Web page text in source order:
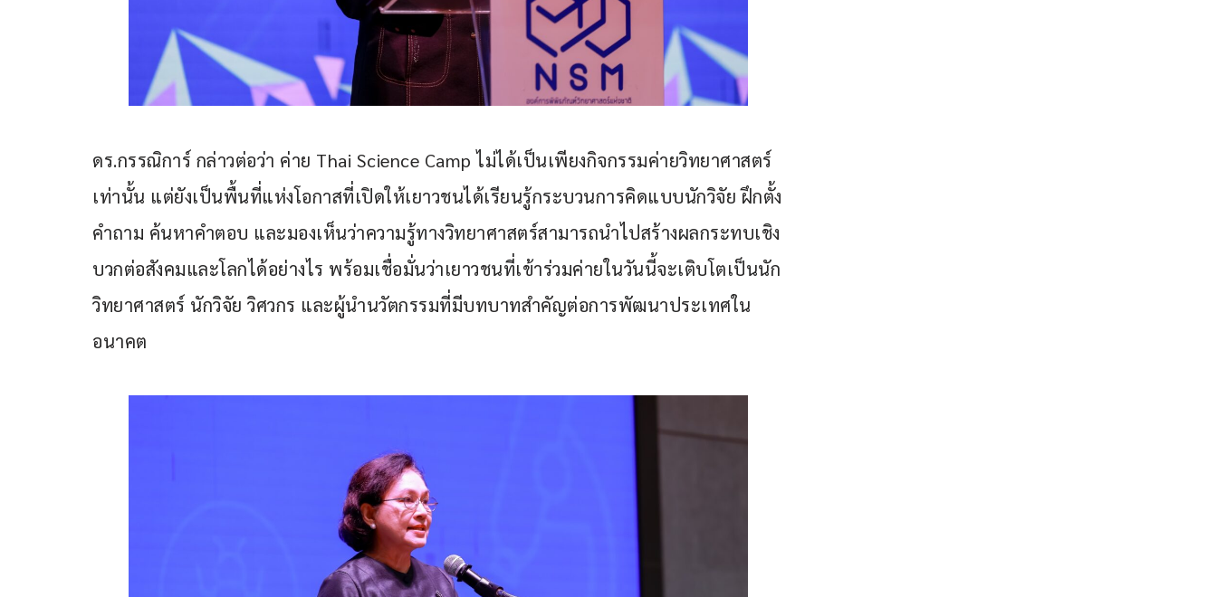
ดร.กรรณิการ์ กล่าวต่อว่า ค่าย Thai Science Camp ไม่ได้เป็นเพียงกิจกรรมค่ายวิทยาศาสตร์
เท่านั้น แต่ยังเป็นพื้นที่แห่งโอกาสที่เปิดให้เยาวชนได้เรียนรู้กระบวนการคิดแบบนักวิจัย ฝึกตั้ง
คำถาม ค้นหาคำตอบ และมองเห็นว่าความรู้ทางวิทยาศาสตร์สามารถนำไปสร้างผลกระทบเชิง
บวกต่อสังคมและโลกได้อย่างไร พร้อมเชื่อมั่นว่าเยาวชนที่เข้าร่วมค่ายในวันนี้จะเติบโตเป็นนัก
วิทยาศาสตร์ นักวิจัย วิศวกร และผู้นำนวัตกรรมที่มีบทบาทสำคัญต่อการพัฒนาประเทศใน
อนาคต